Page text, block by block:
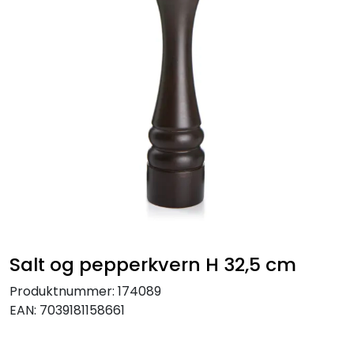
Salt og pepperkvern H 32,5 cm
Produktnummer: 174089
EAN: 7039181158661
ACCESSORIES
JUL